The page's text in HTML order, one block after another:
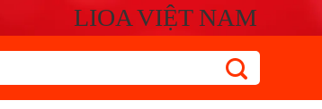
LIOA VIỆT NAM